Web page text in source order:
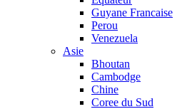
Guyane Francaise
Perou
Venezuela
Asie
Bhoutan
Cambodge
Chine
Coree du Sud